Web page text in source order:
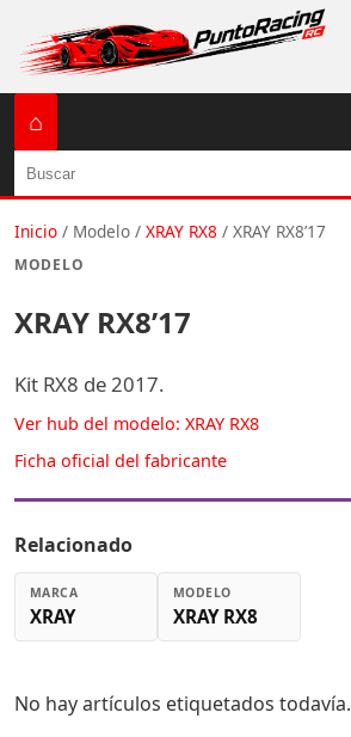
⌂
Buscar
Inicio / Modelo / XRAY RX8 / XRAY RX8’17
MODELO
XRAY RX8’17
Kit RX8 de 2017.
Ver hub del modelo: XRAY RX8
Ficha oficial del fabricante
Relacionado
MARCA
XRAY
MODELO
XRAY RX8
No hay artículos etiquetados todavía.